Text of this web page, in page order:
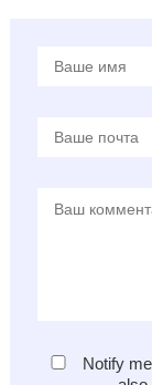
Notify